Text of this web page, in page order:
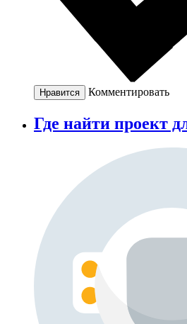
Нравится Комментировать
Где найти проект